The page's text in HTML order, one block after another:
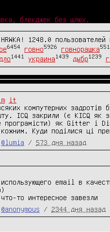
блекджек без шлюх.
1248.0 пользователей
6454 говно5926 говнорашка
1441 украина1439 дыбр1239
it
компутерних
ICQ закрили (є KICQ як
програмісти) як Gitter і
Куди поділися ці
@lumia / 573 дня назад
email в
то интересное завезли
@anonymous / 2344 дня назад